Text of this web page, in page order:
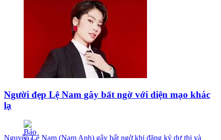
Người đẹp Lệ Nam gây bất ngờ với diện mạo khác
lạ
Nguyễn Lệ Nam (Nam Anh) gây bất ngờ khi đăng ký dự thi và